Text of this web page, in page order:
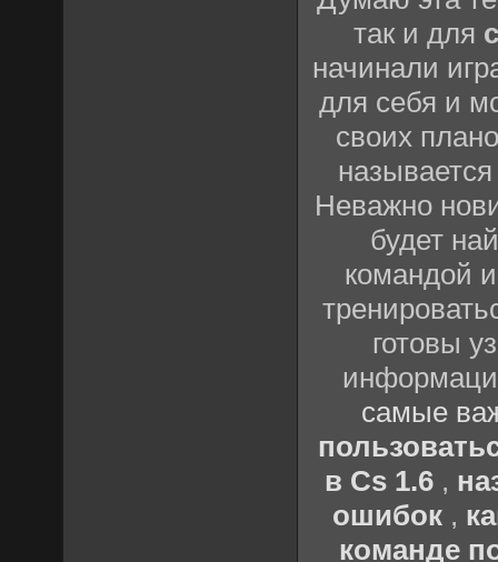
так и для
начинали
для себя и
своих
Неважно
будет
командой
готовы
самые
в Cs 1.6 ,
ошибок,
команде